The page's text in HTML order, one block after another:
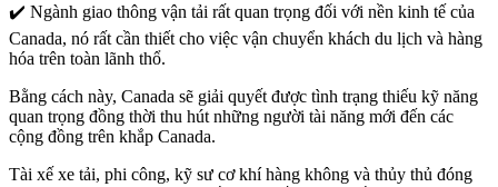
✔️ Ngành giao thông vận tải rất quan trọng đối với nền kinh tế của
Canada, nó rất cần thiết cho việc vận chuyển khách du lịch và hàng
hóa trên toàn lãnh thổ.
Bằng cách này, Canada sẽ giải quyết được tình trạng thiếu kỹ năng
quan trọng đồng thời thu hút những người tài năng mới đến các
cộng đồng trên khắp Canada.
Tài xế xe tải, phi công, kỹ sư cơ khí hàng không và thủy thủ đóng